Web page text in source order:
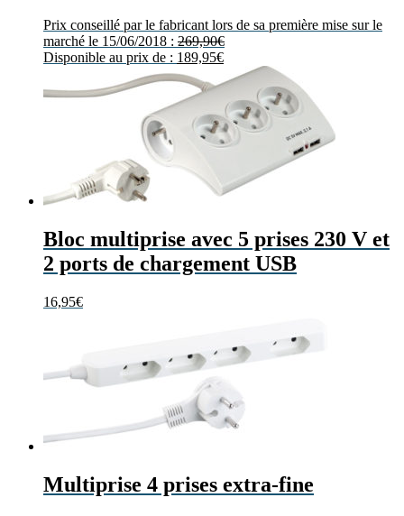
Prix conseillé par le fabricant lors de sa première mise sur le
marché le 15/06/2018 : 269,90€
Disponible au prix de : 189,95€
Bloc multiprise avec 5 prises 230 V et
2 ports de chargement USB
16,95€
Multiprise 4 prises extra-fine